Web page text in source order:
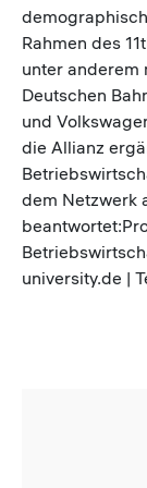
Rahmen des
unter anderem
Deutschen
und
die Allianz
dem Netzwerk
university.de |